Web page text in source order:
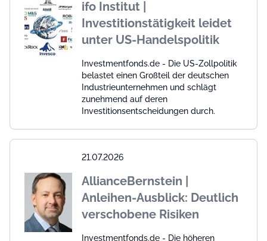
ifo Institut |
Investitionstätigkeit leidet
unter US-Handelspolitik
Investmentfonds.de - Die US-Zollpolitik
belastet einen Großteil der deutschen
Industrieunternehmen und schlägt
zunehmend auf deren
Investitionsentscheidungen durch.
21.07.2026
AllianceBernstein |
Anleihen-Ausblick: Deutlich
verschobene Risiken
Investmentfonds.de - Die höheren